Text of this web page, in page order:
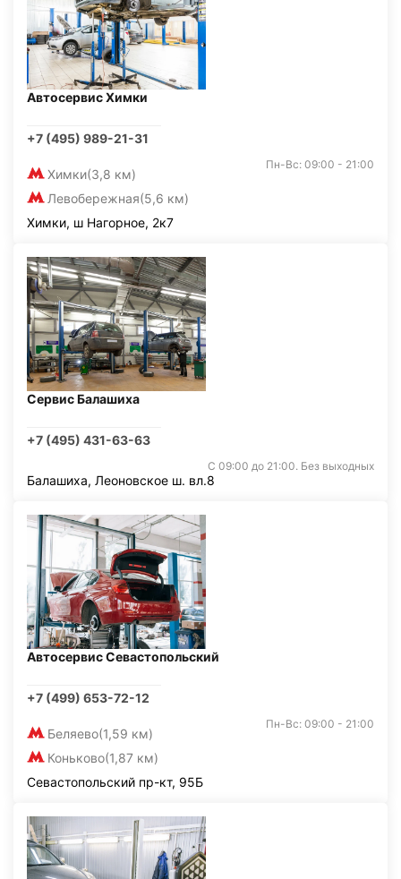
Автосервис Химки
+7 (495) 989-21-31
Химки(3,8 км)
Левобережная(5,6 км)
Пн-Вс: 09:00 - 21:00
Химки, ш Нагорное, 2к7
Сервис Балашиха
+7 (495) 431-63-63
С 09:00 до 21:00. Без выходных
Балашиха, Леоновское ш. вл.8
Автосервис Севастопольский
+7 (499) 653-72-12
Беляево(1,59 км)
Коньково(1,87 км)
Пн-Вс: 09:00 - 21:00
Севастопольский пр-кт, 95Б